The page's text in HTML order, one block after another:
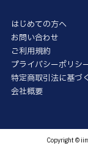
はじめての方へ
お問い合わせ
ご利用規約
プライバシーポリシ
特定商取引法に基づ
会社概要
Copyright ©